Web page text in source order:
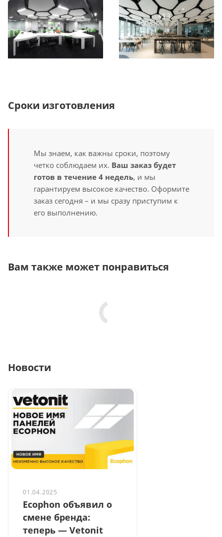
Сроки изготовления
Мы знаем, как важны сроки, поэтому
четко соблюдаем их. Ваш заказ будет
готов в течение 4 недель, и мы
гарантируем высокое качество. Оформите
заказ сегодня – и мы сразу приступим к
его выполнению.
Вам также может понравиться
Новости
01.04.2025
Ecophon объявил о
смене бренда:
теперь — Vetonit